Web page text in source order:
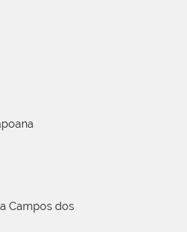
Campos dos